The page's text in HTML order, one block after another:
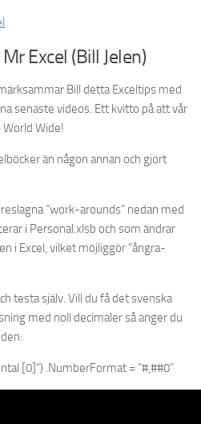
Excel (Bill Jelen)
Bill detta Exceltips med
senaste videos. Ett kvitto på att vår
Wide!
än någon annan och gjort
”work-arounds” nedan med
i Personal.xlsb och som ändrar
i Excel, vilket möjliggör ”ångra-
testa själv. Vill du få det svenska
med noll decimaler så anger du
[0]”) .NumberFormat = ”#,##0”